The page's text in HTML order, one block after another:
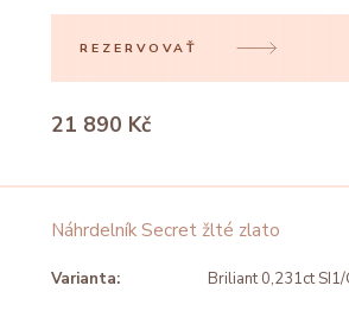
REZERVOVAŤ
21 890 Kč
Náhrdelník Secret žlté zlato
Varianta: Briliant 0,231ct SI1/